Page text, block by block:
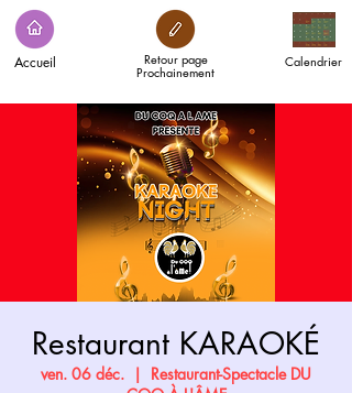
Accueil Calendrier
Retour page
Prochainement
Restaurant KARAOKÉ
ven. 06 déc.
  |
Restaurant-Spectacle DU